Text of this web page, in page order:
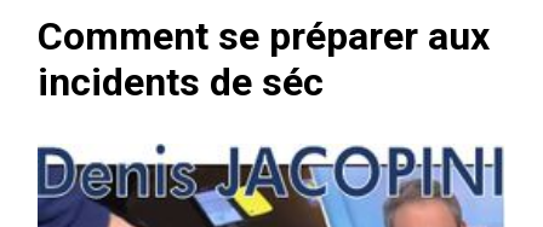
Comment se préparer aux
incidents de séc